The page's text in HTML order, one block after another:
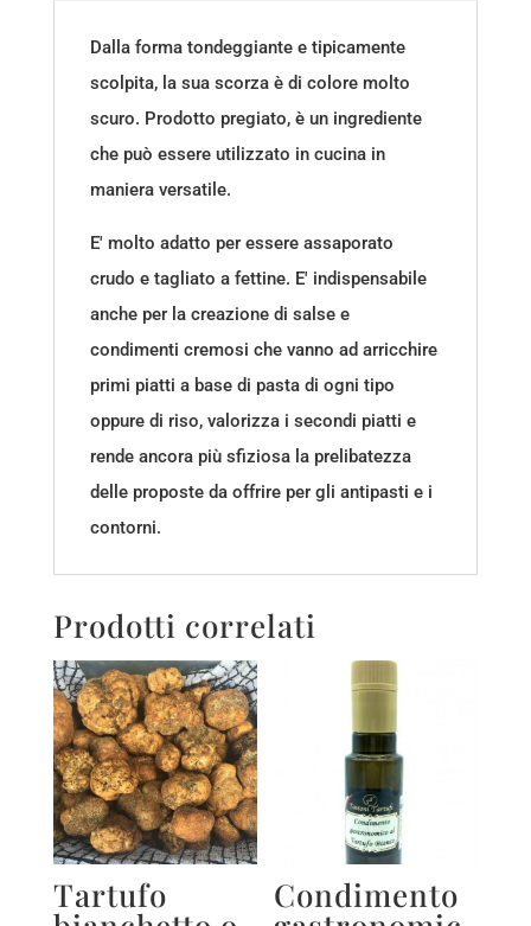
Dalla forma tondeggiante e tipicamente
scolpita, la sua scorza è di colore molto
scuro. Prodotto pregiato, è un ingrediente
che può essere utilizzato in cucina in
maniera versatile.
E' molto adatto per essere assaporato
crudo e tagliato a fettine. E' indispensabile
anche per la creazione di salse e
condimenti cremosi che vanno ad arricchire
primi piatti a base di pasta di ogni tipo
oppure di riso, valorizza i secondi piatti e
rende ancora più sfiziosa la prelibatezza
delle proposte da offrire per gli antipasti e i
contorni.
Prodotti correlati
Tartufo Condimento